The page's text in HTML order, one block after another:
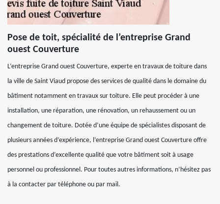
Pose de toit, spécialité de l’entreprise Grand
ouest Couverture
L’entreprise Grand ouest Couverture, experte en travaux de toiture dans
la ville de Saint Viaud propose des services de qualité dans le domaine du
bâtiment notamment en travaux sur toiture. Elle peut procéder à une
installation, une réparation, une rénovation, un rehaussement ou un
changement de toiture. Dotée d’une équipe de spécialistes disposant de
plusieurs années d’expérience, l’entreprise Grand ouest Couverture offre
des prestations d’excellente qualité que votre bâtiment soit à usage
personnel ou professionnel. Pour toutes autres informations, n’hésitez pas
à la contacter par téléphone ou par mail.